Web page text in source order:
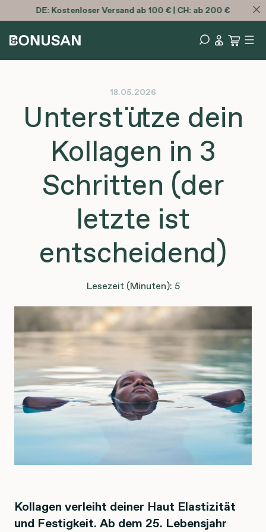
Wir erhalten 4,7 von 5 Punkten auf Trustpilot
18.05.2026
Unterstütze dein
Kollagen in 3
Schritten (der
letzte ist
entscheidend)
Lesezeit (Minuten): 5
Kollagen verleiht deiner Haut Elastizität
und Festigkeit. Ab dem 25. Lebensjahr